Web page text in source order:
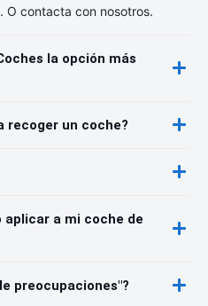
O contacta con nosotros.
la opción más
recoger un coche?
aplicar a mi coche de
preocupaciones"?